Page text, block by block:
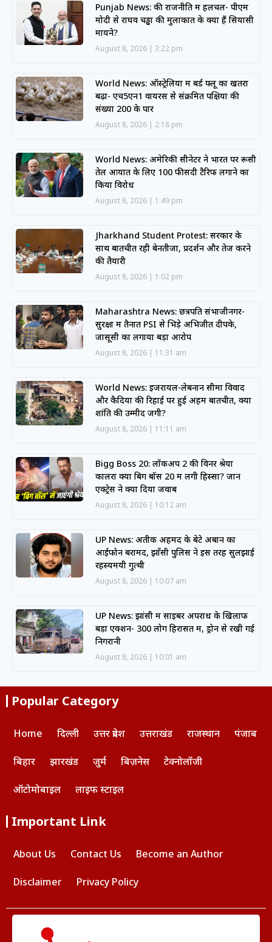
Punjab News: की राजनीति में हलचल- पीएम
मोदी से राघव चड्ढा की मुलाकात के क्या हैं सियासी
मायने?
August 8, 2026 3:22 pm
World News: ऑस्ट्रेलिया में बर्ड फ्लू का खतरा
बढ़ा- एच5एन1 वायरस से संक्रमित पक्षियों की
संख्या 200 के पार
August 8, 2026 2:18 pm
World News: अमेरिकी सीनेटर ने भारत पर रूसी
तेल आयात के लिए 100 फीसदी टैरिफ लगाने का
किया विरोध
August 8, 2026 1:49 pm
Jharkhand Student Protest: सरकार के
साथ बातचीत रही बेनतीजा, प्रदर्शन और तेज करने
की तैयारी
August 8, 2026 1:02 pm
Maharashtra News: छत्रपति संभाजीनगर-
सुरक्षा में तैनात PSI से भिड़े अभिजीत दीपके,
जासूसी का लगाया बड़ा आरोप
August 8, 2026 11:31 am
World News: इजरायल-लेबनान सीमा विवाद
और कैदियों की रिहाई पर हुई अहम बातचीत, क्या
शांति की उम्मीद जगी?
August 8, 2026 11:11 am
Bigg Boss 20: लॉकअप 2 की विनर श्रेया
कालरा क्या बिग बॉस 20 में लेंगी हिस्सा? जानें
एक्ट्रेस ने क्या दिया जवाब
August 8, 2026 10:12 am
UP News: अतीक अहमद के बेटे अबान का
आईफोन बरामद, झाँसी पुलिस ने इस तरह सुलझाई
रहस्यमयी गुत्थी
August 8, 2026 10:07 am
UP News: झांसी में साइबर अपराध के खिलाफ
बड़ा एक्शन- 300 लोग हिरासत में, ड्रोन से रखी गई
निगरानी
August 8, 2026 10:01 am
Popular Category
Home दिल्ली उत्तर प्रदेश उत्तराखंड राजस्थान पंजाब
बिहार झारखंड जुर्म बिज़नेस टेक्नोलॉजी
ऑटोमोबाइल लाइफ स्टाइल
Important Link
About Us Contact Us Become an Author
Disclaimer Privacy Policy